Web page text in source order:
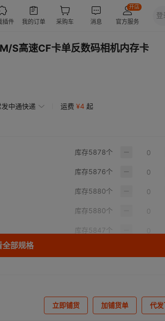
高速CF卡单反数码相机内存卡
中通快递 运费 ¥4 起
库存5878个
库存5876个
库存5880个
库存5880个
库存5847个
库存 5774个
全部规格
立即铺货 加铺货单 代